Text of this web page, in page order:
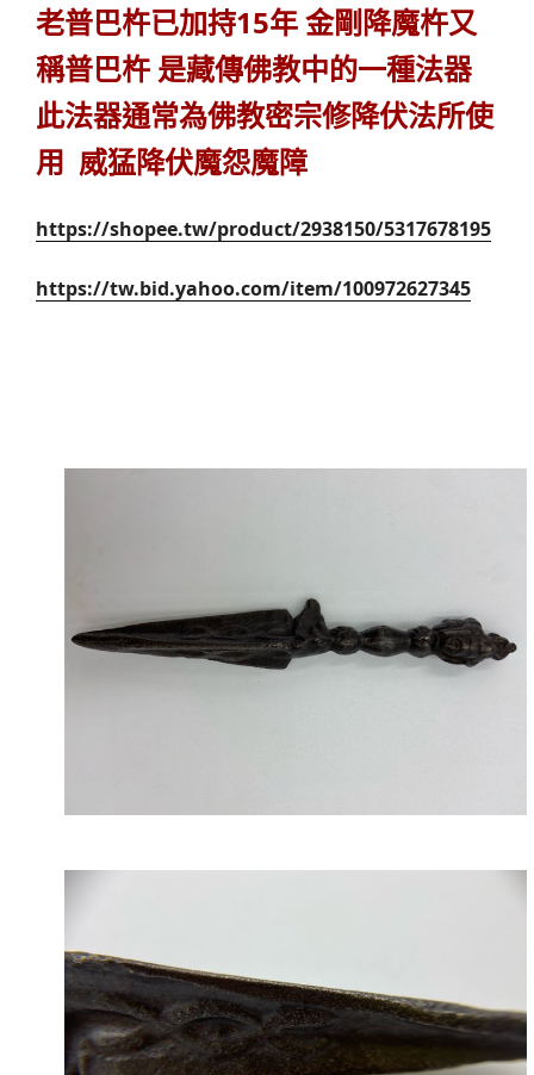
老普巴杵已加持15年 金剛降魔杵又
稱普巴杵 是藏傳佛教中的一種法器
此法器通常為佛教密宗修降伏法所使
用 威猛降伏魔怨魔障
https://shopee.tw/product/2938150/5317678195
https://tw.bid.yahoo.com/item/100972627345